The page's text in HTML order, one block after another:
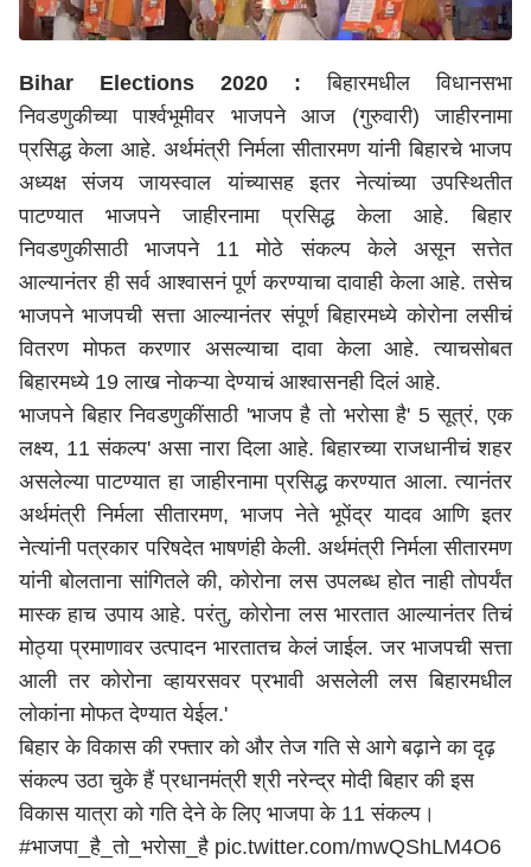
Bihar Elections 2020 : बिहारमधील विधानसभा
निवडणुकीच्या पार्श्वभूमीवर भाजपने आज (गुरुवारी) जाहीरनामा
प्रसिद्ध केला आहे. अर्थमंत्री निर्मला सीतारमण यांनी बिहारचे भाजप
अध्यक्ष संजय जायस्वाल यांच्यासह इतर नेत्यांच्या उपस्थितीत
पाटण्यात भाजपने जाहीरनामा प्रसिद्ध केला आहे. बिहार
निवडणुकीसाठी भाजपने 11 मोठे संकल्प केले असून सत्तेत
आल्यानंतर ही सर्व आश्वासनं पूर्ण करण्याचा दावाही केला आहे. तसेच
भाजपने भाजपची सत्ता आल्यानंतर संपूर्ण बिहारमध्ये कोरोना लसीचं
वितरण मोफत करणार असल्याचा दावा केला आहे. त्याचसोबत
बिहारमध्ये 19 लाख नोकऱ्या देण्याचं आश्वासनही दिलं आहे.
भाजपने बिहार निवडणुकींसाठी 'भाजप है तो भरोसा है' 5 सूत्रं, एक
लक्ष्य, 11 संकल्प' असा नारा दिला आहे. बिहारच्या राजधानीचं शहर
असलेल्या पाटण्यात हा जाहीरनामा प्रसिद्ध करण्यात आला. त्यानंतर
अर्थमंत्री निर्मला सीतारमण, भाजप नेते भूपेंद्र यादव आणि इतर
नेत्यांनी पत्रकार परिषदेत भाषणंही केली. अर्थमंत्री निर्मला सीतारमण
यांनी बोलताना सांगितले की, कोरोना लस उपलब्ध होत नाही तोपर्यंत
मास्क हाच उपाय आहे. परंतु, कोरोना लस भारतात आल्यानंतर तिचं
मोठ्या प्रमाणावर उत्पादन भारतातच केलं जाईल. जर भाजपची सत्ता
आली तर कोरोना व्हायरसवर प्रभावी असलेली लस बिहारमधील
लोकांना मोफत देण्यात येईल.'
बिहार के विकास की रफ्तार को और तेज गति से आगे बढ़ाने का दृढ़
संकल्प उठा चुके हैं प्रधानमंत्री श्री नरेन्द्र मोदी बिहार की इस
विकास यात्रा को गति देने के लिए भाजपा के 11 संकल्प।
#भाजपा_है_तो_भरोसा_है pic.twitter.com/mwQShLM4O6